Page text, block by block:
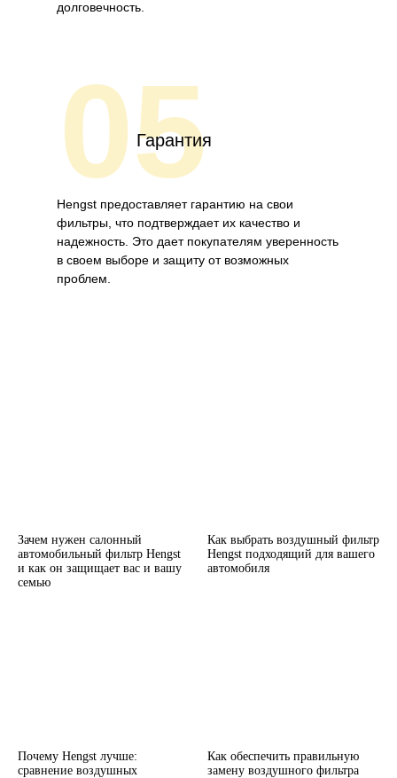
долговечность.
05
Гарантия
Hengst предоставляет гарантию на свои
фильтры, что подтверждает их качество и
надежность. Это дает покупателям уверенность
в своем выборе и защиту от возможных
проблем.
Зачем нужен салонный
автомобильный фильтр Hengst
и как он защищает вас и вашу
семью
Как выбрать воздушный фильтр
Hengst подходящий для вашего
автомобиля
Почему Hengst лучше:
сравнение воздушных
Как обеспечить правильную
замену воздушного фильтра